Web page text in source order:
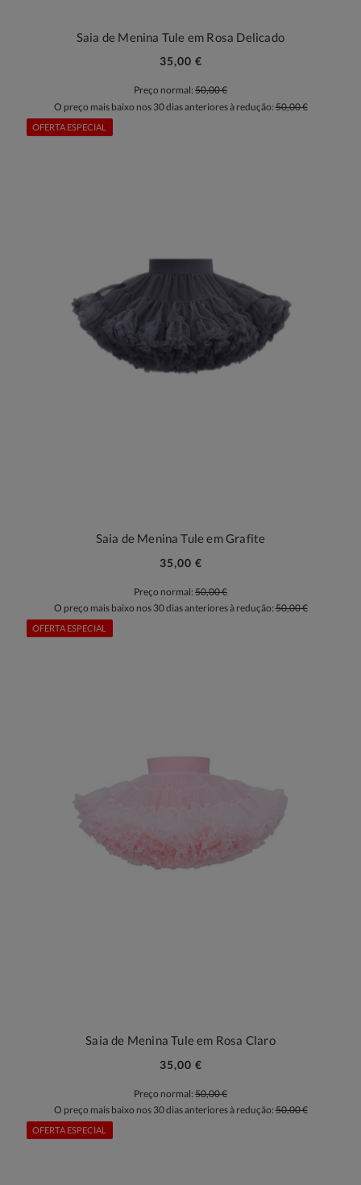
Saia de Menina Tule em Rosa Delicado
35,00 €
Preço normal: 50,00 €
O preço mais baixo nos 30 dias anteriores à redução:50,00 €
Saia de Menina Tule em Grafite
35,00 €
Preço normal: 50,00 €
O preço mais baixo nos 30 dias anteriores à redução:50,00 €
OFERTA ESPECIAL
Saia de Menina Tule em Rosa Claro
35,00 €
Preço normal: 50,00 €
O preço mais baixo nos 30 dias anteriores à redução:50,00 €
OFERTA ESPECIAL
OFERTA ESPECIAL